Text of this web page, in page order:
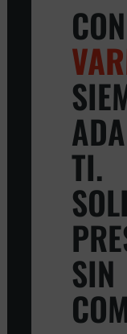
TI.
SIN